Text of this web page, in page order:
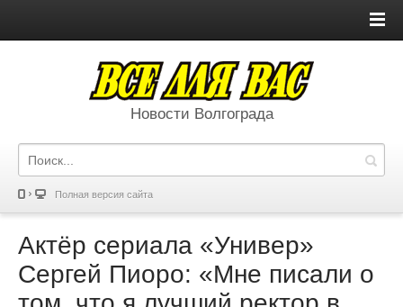
Новости Волгограда
Полная версия сайта
Актёр сериала «Универ»
Сергей Пиоро: «Мне писали о